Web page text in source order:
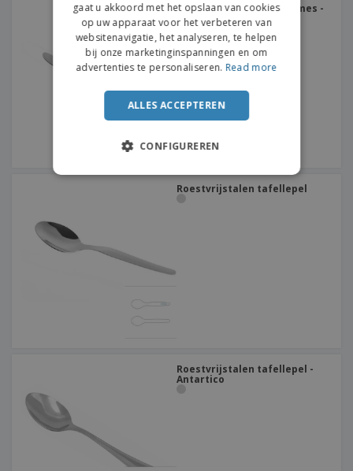
Roestvrijstalen dessertmes -
Citania
Roestvrijstalen tafellepel
Roestvrijstalen tafellepel -
Antartico
gaat u akkoord met het opslaan van cookies
op uw apparaat voor het verbeteren van
websitenavigatie, het analyseren, te helpen
bij onze marketinginspanningen en om
advertenties te personaliseren. Read more
ALLES ACCEPTEREN
CONFIGUREREN